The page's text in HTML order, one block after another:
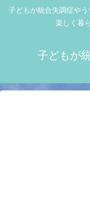
子どもが統合失調症や
楽しく暮
子どもが